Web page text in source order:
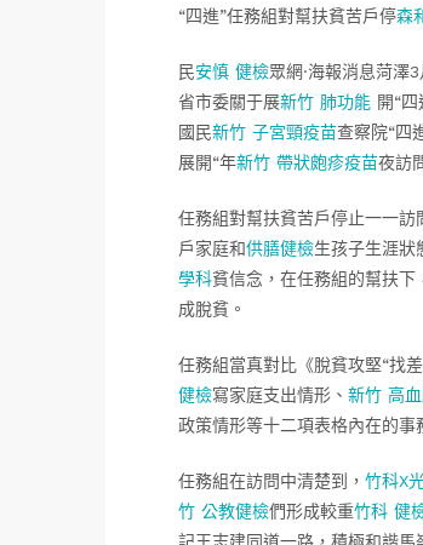
“四進”任務組對幫扶貧苦戶停森
民安慎 健檢眾網·海報消息菏澤3
省市委關于展新竹 肺功能 開“四
國民新竹 子宮頸疫苗查察院“四
展開“年新竹 帶狀皰疹疫苗夜訪
任務組對幫扶貧苦戶停止一一
戶家庭和供膳健檢生孩子生涯狀
學科貧信念，在任務組的幫扶下
成脫貧。
任務組當真對比《脫貧攻堅“找
健檢寫家庭支出情形、 新竹 高
政策情形等十二項表格內在的事
任務組在訪問中清楚到， 竹科X
竹 公教健檢們形成較重竹科 健